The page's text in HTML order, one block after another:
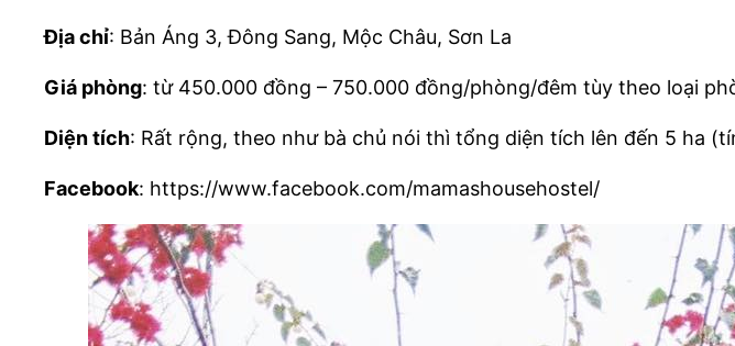
Địa chỉ: Bản Áng 3, Đông Sang, Mộc Châu, Sơn La
Giá phòng: từ 450.000 đồng – 750.000 đồng/phòng/đêm tùy theo loại
Diện tích: Rất rộng, theo như bà chủ nói thì tổng diện tích lên đến 5 ha
Facebook: https://www.facebook.com/mamashousehostel/